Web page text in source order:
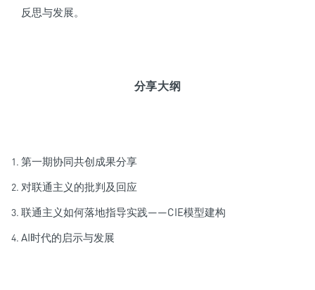
反思与发展。
分享大纲
第一期协同共创成果分享
对联通主义的批判及回应
联通主义如何落地指导实践——CIE模型建构
AI时代的启示与发展